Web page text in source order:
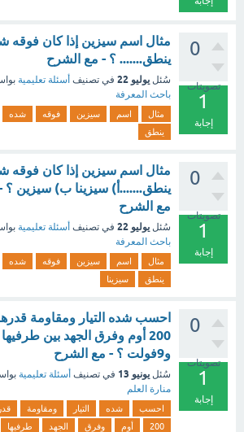
0
تصويتات
1
إجابة
مثال اسم سيزين إذا كان فوقه
ينطق....... ؟ - مع الشرح
سُئل يوليو 22 في تصنيف أسئلة تعليمية
باحث المعرفة
مثال اسم سيزين فوقه
شده
ينطق
0
تصويتات
1
إجابة
مثال اسم سيزين إذا كان فوقه
ينطق.......أ) سيزينا ب) سيزين ؟
مع الشرح
سُئل يوليو 22 في تصنيف أسئلة تعليمية
باحث المعرفة
مثال اسم سيزين فوقه
شده
ينطق
سيزينا
0
تصويتات
1
إجابة
احسب شده التيار ومقاومة
200 أوم وفرق الجهد بين طرفيها
و9فولت ؟ - مع الشرح
سُئل يونيو 13 في تصنيف أسئلة تعليمية
منارة العلم
احسب شده التيار ومقاومة
200
أوم وفرق الجهد
طرفيها